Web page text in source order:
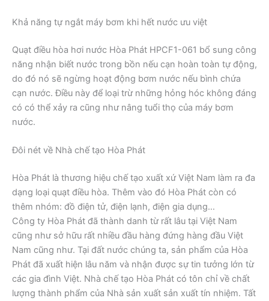
Khả năng tự ngắt máy bơm khi hết nước ưu việt
Quạt điều hòa hơi nước Hòa Phát HPCF1-061 bổ sung công
năng nhận biết nước trong bồn nếu cạn hoàn toàn tự động,
do đó nó sẽ ngừng hoạt động bơm nước nếu bình chứa
cạn nước. Điều này để loại trừ những hỏng hóc không đáng
có có thể xảy ra cũng như nâng tuổi thọ của máy bơm
nước.
Đôi nét về Nhà chế tạo Hòa Phát
Hòa Phát là thương hiệu chế tạo xuất xứ Việt Nam làm ra đa
dạng loại quạt điều hòa. Thêm vào đó Hòa Phát còn có
thêm nhóm: đồ điện tử, điện lạnh, điện gia dụng…
Công ty Hòa Phát đã thành danh từ rất lâu tại Việt Nam
cũng như sở hữu rất nhiều đầu hàng đứng hàng đầu Việt
Nam cũng như. Tại đất nước chúng ta, sản phẩm của Hòa
Phát đã xuất hiện lâu năm và nhận được sự tin tưởng lớn từ
các gia đình Việt. Nhà chế tạo Hòa Phát có tôn chỉ về chất
lượng thành phẩm của Nhà sản xuất sản xuất tín nhiệm. Tất